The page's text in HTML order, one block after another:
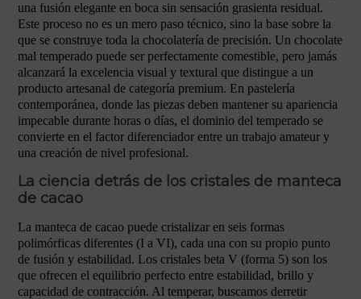
una fusión elegante en boca sin sensación grasienta residual.
Este proceso no es un mero paso técnico, sino la base sobre la
que se construye toda la chocolatería de precisión. Un chocolate
mal temperado puede ser perfectamente comestible, pero jamás
alcanzará la excelencia visual y textural que distingue a un
producto artesanal de categoría premium. En pastelería
contemporánea, donde las piezas deben mantener su apariencia
impecable durante horas o días, el dominio del temperado se
convierte en el factor diferenciador entre un trabajo amateur y
una creación de nivel profesional.
La ciencia detrás de los cristales de manteca
de cacao
La manteca de cacao puede cristalizar en seis formas
polimórficas diferentes (I a VI), cada una con su propio punto
de fusión y estabilidad. Los cristales beta V (forma 5) son los
que ofrecen el equilibrio perfecto entre estabilidad, brillo y
capacidad de contracción. Al temperar, buscamos derretir